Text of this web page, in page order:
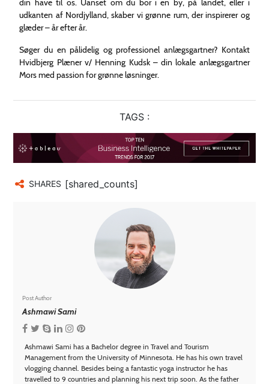
din have til os. Uanset om du bor i en by, på landet, eller i
udkanten af Nordjylland, skaber vi grønne rum, der inspirerer og
glæder – år efter år.
Søger du en pålidelig og professionel anlægsgartner? Kontakt
Hvidbjerg Plæner v/ Henning Kudsk – din lokale anlægsgartner
Mors med passion for grønne løsninger.
TAGS :
SHARES [shared_counts]
Post Author
Ashmawi Sami
Ashmawi Sami has a Bachelor degree in Travel and Tourism
Management from the University of Minnesota. He has his own travel
vlogging channel. Besides being a fantastic yoga instructor he has
travelled to 9 countries and planning his next trip soon. As the father